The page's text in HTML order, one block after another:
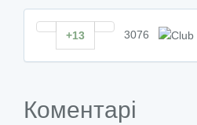
+13 3076
Коментарі